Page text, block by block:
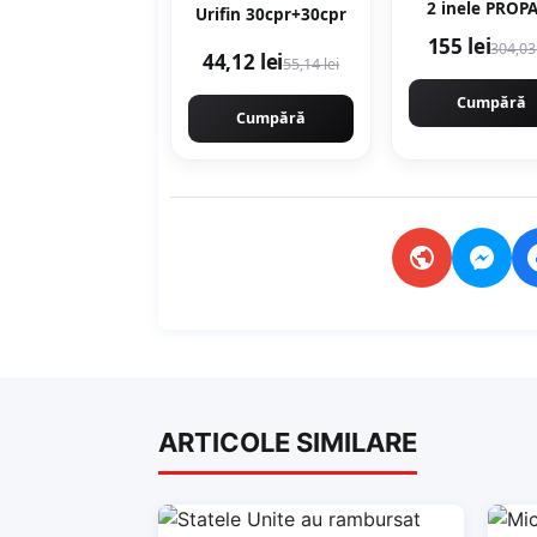
Urifin 30cpr+30cpr
44,12 lei55,14 lei
Cumpără
2 inele
350x350mm,
155 lei
Cumpără
ARTICOLE SIMILARE